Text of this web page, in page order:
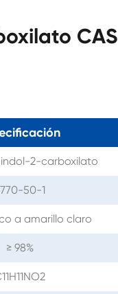
CAS
2-carboxilato
50-1
a amarillo claro
≥ 98%